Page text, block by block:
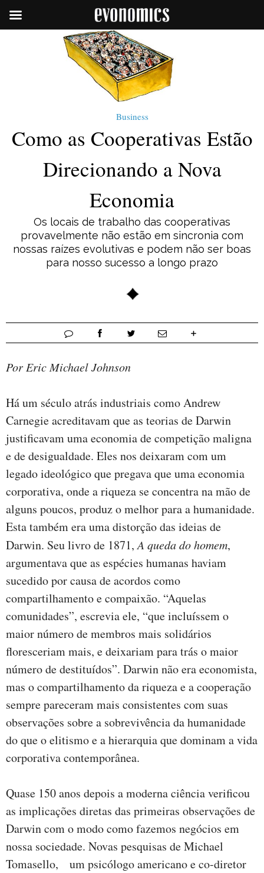
Business
Como as Cooperativas Estão
Direcionando a Nova
Economia
Os locais de trabalho das cooperativas
provavelmente não estão em sincronia com
nossas raízes evolutivas e podem não ser boas
para nosso sucesso a longo prazo
Por Eric Michael Johnson
Há um século atrás industriais como Andrew
Carnegie acreditavam que as teorias de Darwin
justificavam uma economia de competição maligna
e de desigualdade. Eles nos deixaram com um
legado ideológico que pregava que uma economia
corporativa, onde a riqueza se concentra na mão de
alguns poucos, produz o melhor para a humanidade.
Esta também era uma distorção das ideias de
Darwin. Seu livro de 1871,A queda do homem,
argumentava que as espécies humanas haviam
sucedido por causa de acordos como
compartilhamento e compaixão. “Aquelas
comunidades”, escrevia ele, “que incluíssem o
maior número de membros mais solidários
floresceriam mais, e deixariam para trás o maior
número de destituídos”. Darwin não era economista,
mas o compartilhamento da riqueza e a cooperação
sempre pareceram mais consistentes com suas
observações sobre a sobrevivência da humanidade
do que o elitismo e a hierarquia que dominam a vida
corporativa contemporânea.
Quase 150 anos depois a moderna ciência verificou
as implicações diretas das primeiras observações de
Darwin com o modo como fazemos negócios em
nossa sociedade. Novas pesquisas de Michael
Tomasello, um psicólogo americano e co-diretor